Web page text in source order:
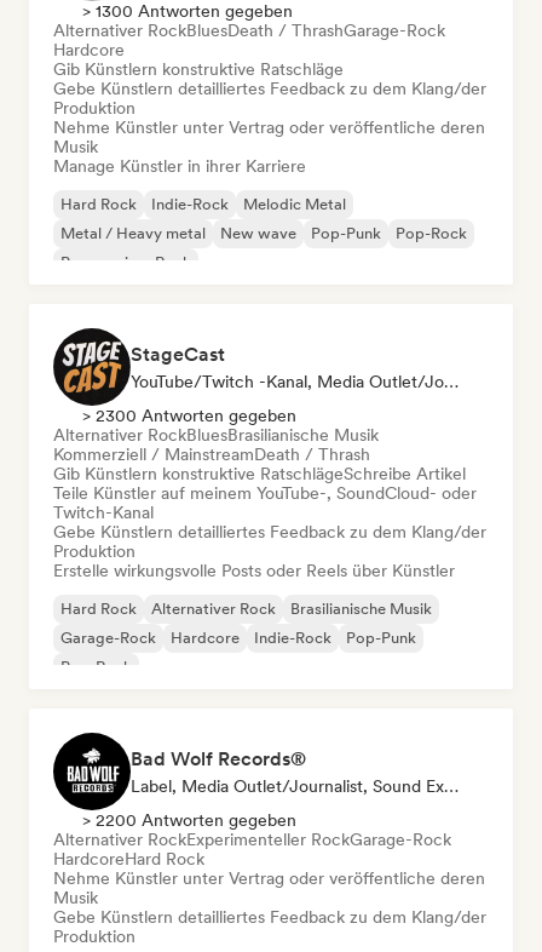
> 1300 Antworten gegeben
Alternativer RockBluesDeath / ThrashGarage-Rock
Hardcore
Gib Künstlern konstruktive Ratschläge
Gebe Künstlern detailliertes Feedback zu dem Klang/der
Produktion
Nehme Künstler unter Vertrag oder veröffentliche deren
Musik
Manage Künstler in ihrer Karriere
Hard Rock Indie-Rock
Melodic Metal
Metal / Heavy metal
New wave Pop-Punk
Pop-Rock
Progressiver Rock
StageCast
YouTube/Twitch -Kanal, Media Outlet/Journalist, Mentorin, Social Media Influencer, Sound Experte
> 2300 Antworten gegeben
Alternativer RockBluesBrasilianische Musik
Kommerziell / MainstreamDeath / Thrash
Gib Künstlern konstruktive RatschlägeSchreibe Artikel
Teile Künstler auf meinem YouTube-, SoundCloud- oder
Twitch-Kanal
Gebe Künstlern detailliertes Feedback zu dem Klang/der
Produktion
Erstelle wirkungsvolle Posts oder Reels über Künstler
Hard Rock Alternativer Rock
Brasilianische Musik
Garage-Rock
Hardcore Indie-Rock
Pop-Punk
Pop-Rock
Bad Wolf Records®
Label, Media Outlet/Journalist, Sound Experte
> 2200 Antworten gegeben
Alternativer RockExperimenteller RockGarage-Rock
HardcoreHard Rock
Nehme Künstler unter Vertrag oder veröffentliche deren
Musik
Gebe Künstlern detailliertes Feedback zu dem Klang/der
Produktion